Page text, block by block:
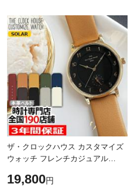
ザ・クロックハウス カスタマイズ
ウォッチ フレンチカジュアル
ソーラー 革ベルト ブラック 24時
19,800円